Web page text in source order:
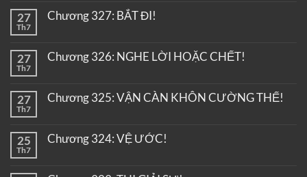
27
Th7
Chương 327: BẮT ĐI!
27
Th7
Chương 326: NGHE LỜI HOẶC CHẾT!
27
Th7
Chương 325: VẬN CÀN KHÔN CƯỜNG THẾ!
25
Th7
Chương 324: VỆ ƯỚC!